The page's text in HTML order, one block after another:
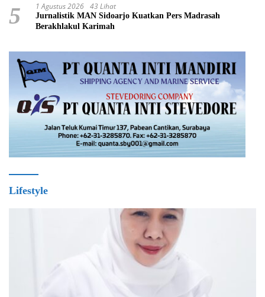
5 1 Agustus 2026 43 Lihat
Jurnalistik MAN Sidoarjo Kuatkan Pers Madrasah
Berakhlakul Karimah
Lifestyle